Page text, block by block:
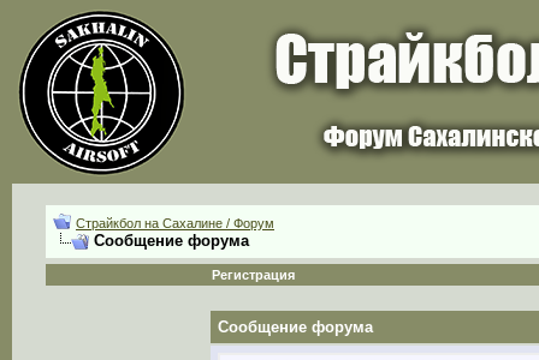
Страйкбол на Сахалине / Форум
Сообщение форума
Регистрация
Сообщение форума